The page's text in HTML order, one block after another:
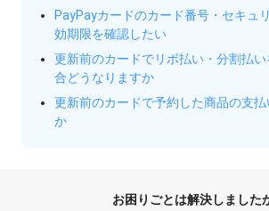
PayPayカードのカード番号・セキュ
効期限を確認したい
更新前のカードでリボ払い・分割払
合どうなりますか
更新前のカードで予約した商品の支
か
お困りごとは解決しました